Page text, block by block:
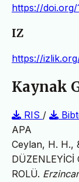
https://
IZ
https://
Kaynak
RIS /
APA
Ceylan, H. H.,
DÜZENLEYİCİ
ROLÜ.